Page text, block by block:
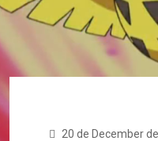
20 de December